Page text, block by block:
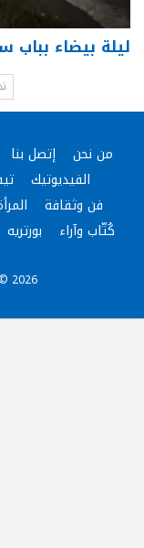
ليلة بيضاء بباب
من نحن إتصل بنا
الفيديوتيك
فن وثقافة
كُتّاب وآراء
بورتريه
2026 © - أشكاين جميع الحقوق محفوظة